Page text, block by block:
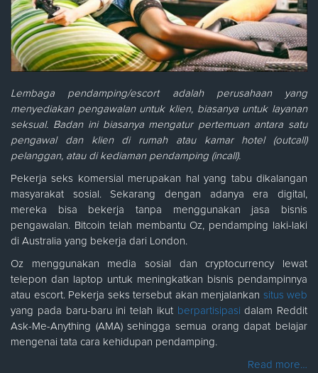
Lembaga pendamping/escort adalah perusahaan yang
menyediakan pengawalan untuk klien, biasanya untuk layanan
seksual. Badan ini biasanya mengatur pertemuan antara satu
pengawal dan klien di rumah atau kamar hotel (outcall)
pelanggan, atau di kediaman pendamping (incall).
Pekerja seks komersial merupakan hal yang tabu dikalangan
masyarakat sosial. Sekarang dengan adanya era digital,
mereka bisa bekerja tanpa menggunakan jasa bisnis
pengawalan. Bitcoin telah membantu Oz, pendamping laki-laki
di Australia yang bekerja dari London.
Oz menggunakan media sosial dan cryptocurrency lewat
telepon dan laptop untuk meningkatkan bisnis pendampinnya
atau escort. Pekerja seks tersebut akan menjalankan situs web
yang pada baru-baru ini telah ikut berpartisipasi dalam Reddit
Ask-Me-Anything (AMA) sehingga semua orang dapat belajar
mengenai tata cara kehidupan pendamping.
Read more…